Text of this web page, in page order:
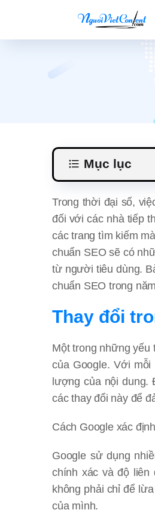
Mục lục
Trong thời đại số,
đối với các nhà tiếp
các trang tìm kiếm
chuẩn SEO sẽ có
từ người tiêu dùng.
chuẩn SEO trong
Thay đổi
Một trong những yếu
của Google. Với
lượng của nội dung.
các thay đổi này để
Cách Google xác
Google sử dụng
chính xác và độ
không phải chỉ để
của mình.